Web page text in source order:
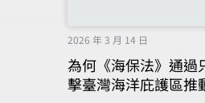
2026 年 3 月 14 日
為何《海保法》通過
擊臺灣海洋庇護區推